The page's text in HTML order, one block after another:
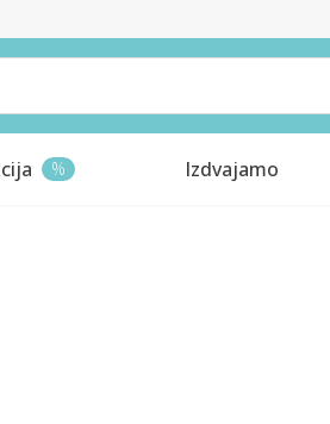
% Izdvajamo